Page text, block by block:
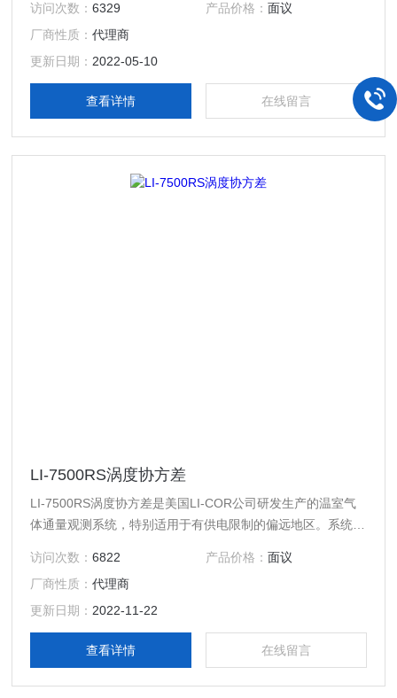
监测设备组成。
访问次数：6329 产品价格： 面议
厂商性质：代理商
更新日期： 2022-05-10
查看详情 在线留言
LI-7500RS涡度协方差
LI-7500RS涡度协方差是美国LI-COR公司研发生产的温室气
体通量观测系统，特别适用于有供电限制的偏远地区。系统由
访问次数：6822 产品价格： 面议
厂商性质：代理商
更新日期： 2022-11-22
查看详情 在线留言